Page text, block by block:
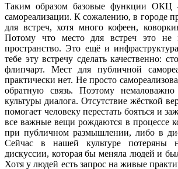
Таким образом базовые функции ОКЦ
самореализации. К сожалению, в городе
для встреч, хотя много кофеен,
Потому что место для встреч это не
пространство. Это ещё и
тебе эту встречу сделать качественно:
флипчарт. Мест для публичной
практически нет. Не просто
обратную связь. Поэтому
культуры диалога. Отсутствие жёсткой
помогает человеку перестать бояться и
все важные вещи рождаются в процессе
при публичном размышлении, либо в
Сейчас в нашей культуре потеряны
дискуссии, которая бы меняла людей и
Хотя у людей есть запрос на живые